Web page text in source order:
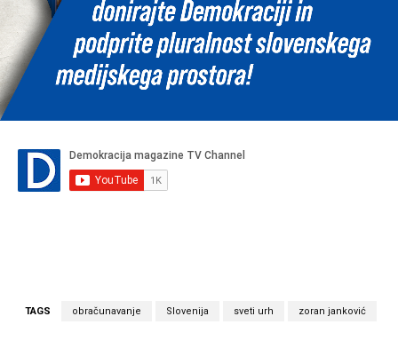
TAGS obračunavanje Slovenija sveti urh zoran janković